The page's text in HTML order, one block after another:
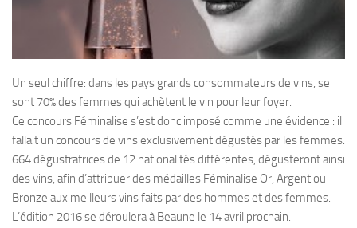
Un seul chiffre: dans les pays grands consommateurs de vins, se
sont 70% des femmes qui achètent le vin pour leur foyer.
Ce concours Féminalise s’est donc imposé comme une évidence : il
fallait un concours de vins exclusivement dégustés par les femmes.
664 dégustratrices de 12 nationalités différentes, dégusteront ainsi
des vins, afin d’attribuer des médailles Féminalise Or, Argent ou
Bronze aux meilleurs vins faits par des hommes et des femmes.
L’édition 2016 se déroulera à Beaune le 14 avril prochain.